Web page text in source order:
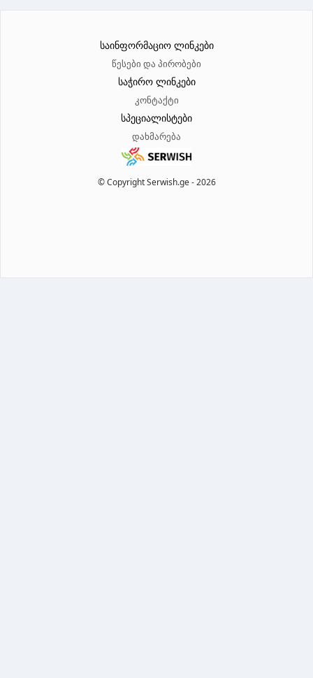
© Copyright Serwish.ge -2026
საინფორმაციო ლინკები
წესები და პირობები
საჭირო ლინკები
კონტაქტი
სპეციალისტები
დახმარება